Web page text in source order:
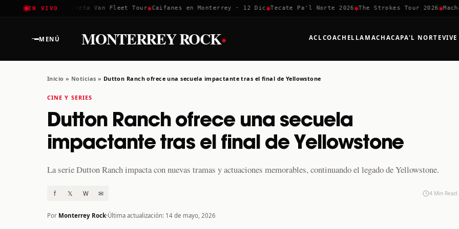
EN VIVO
2026✱Greta Van Fleet Tour✱Caifanes en Monterrey · 12 Dic ✱Tecate Pa'l Norte 2026✱The Strokes Tour 2026✱
MENÚ MONTERREY ROCK· ACLCOACHELLA MACHACAPA'L NORTE
Inicio » Noticias » Dutton Ranch ofrece una secuela impactante tras el final de Yellowstone
CINE Y SERIES
Dutton Ranch ofrece una secuela
impactante tras el final de Yellowstone
La serie Dutton Ranch impacta con nuevas tramas y actuaciones memorables, continuando el legado de Yellowstone.
f 𝕏 W ✉ 4 Min Read
Por Monterrey Rock Última actualización: 14 de mayo, 2026